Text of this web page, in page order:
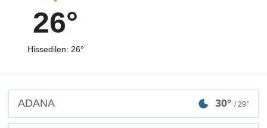
26°
Hissedilen: 26°
ADANA 30° / 29°